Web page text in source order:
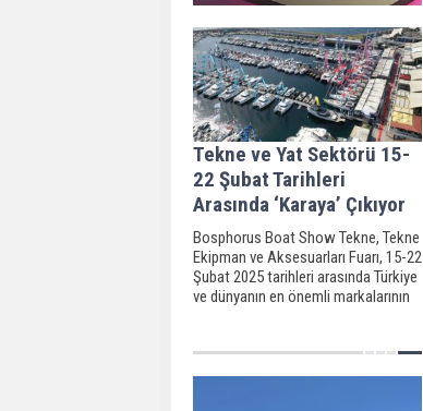
Tekne ve Yat Sektörü 15-
22 Şubat Tarihleri
Arasında ‘Karaya’ Çıkıyor
Bosphorus Boat Show Tekne, Tekne
Ekipman ve Aksesuarları Fuarı, 15-22
Şubat 2025 tarihleri arasında Türkiye
ve dünyanın en önemli markalarının
çıkarıyor.